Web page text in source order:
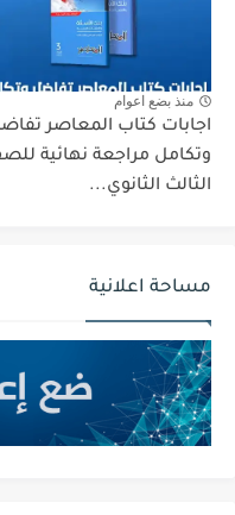
منذ بضع اعوام
اجابات كتاب المعاصر
وتكامل مراجعة نهائية
الثالث الثانوي...
مساحة اعلانية